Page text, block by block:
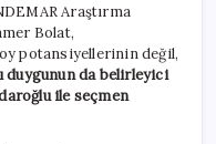
Araştırma
Bolat,
oy potansiyellerinin değil,
duygunun da belirleyici
ile seçmen